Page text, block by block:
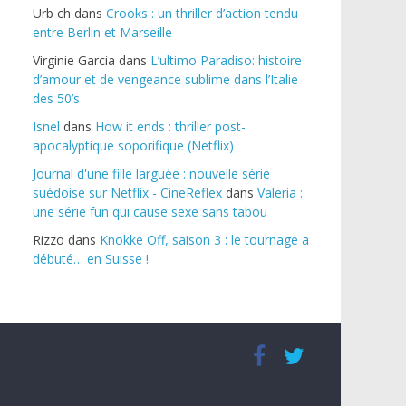
Urb ch dans Crooks : un thriller d’action tendu
entre Berlin et Marseille
Virginie Garcia dans L’ultimo Paradiso: histoire
d’amour et de vengeance sublime dans l’Italie
des 50’s
Isnel dans How it ends : thriller post-
apocalyptique soporifique (Netflix)
Journal d'une fille larguée : nouvelle série
suédoise sur Netflix - CineReflex dans Valeria :
une série fun qui cause sexe sans tabou
Rizzo dans Knokke Off, saison 3 : le tournage a
débuté… en Suisse !